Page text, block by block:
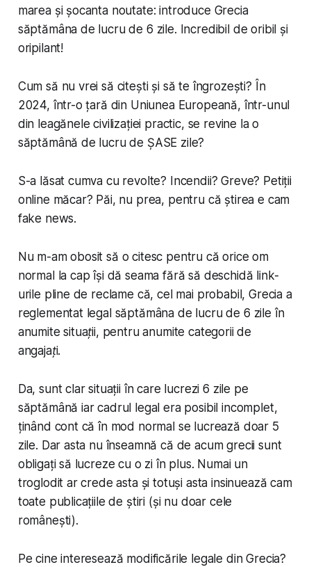
marea și șocanta noutate: introduce Grecia
săptămâna de lucru de 6 zile. Incredibil de oribil și
oripilant!
Cum să nu vrei să citești și să te îngrozești? În
2024, într-o țară din Uniunea Europeană, într-unul
din leagănele civilizației practic, se revine la o
săptămână de lucru de ȘASE zile?
S-a lăsat cumva cu revolte? Incendii? Greve? Petiții
online măcar? Păi, nu prea, pentru că știrea e cam
fake news.
Nu m-am obosit să o citesc pentru că orice om
normal la cap își dă seama fără să deschidă link-
urile pline de reclame că, cel mai probabil, Grecia a
reglementat legal săptămâna de lucru de 6 zile în
anumite situații, pentruanumite categorii de
angajați.
Da, sunt clar situații în care lucrezi 6 zile pe
săptămână iar cadrul legal era posibil incomplet,
ținând cont că în mod normal se lucrează doar 5
zile. Dar asta nu înseamnă că de acum grecii sunt
obligați să lucreze cu o zi în plus. Numai un
troglodit ar crede asta și totuși asta insinuează cam
toate publicațiile de știri (și nu doar cele
românești).
Pe cine interesează modificările legale din Grecia?